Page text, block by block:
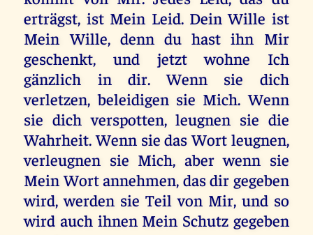
erträgst, ist Mein Leid. Dein Wille ist
Mein Wille, denn du hast ihn Mir
geschenkt, und jetzt wohne Ich
gänzlich in dir. Wenn sie dich
verletzen, beleidigen sie Mich. Wenn
sie dich verspotten, leugnen sie die
Wahrheit. Wenn sie das Wort leugnen,
verleugnen sie Mich, aber wenn sie
Mein Wort annehmen, das dir gegeben
wird, werden sie Teil von Mir, und so
wird auch ihnen Mein Schutz gegeben